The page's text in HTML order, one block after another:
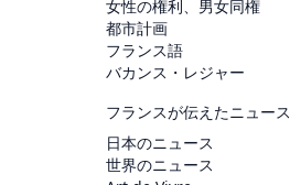
女性の権利、男女同権
都市計画
フランス語
バカンス・レジャー
フランスが伝えたニュース
日本のニュース
世界のニュース